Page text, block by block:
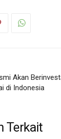
Akan
di Indonesia
Terkait